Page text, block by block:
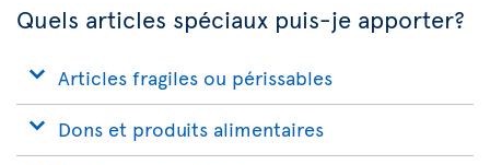
Quels articles spéciaux puis-je apporter?
Articles fragiles ou périssables
Dons et produits alimentaires